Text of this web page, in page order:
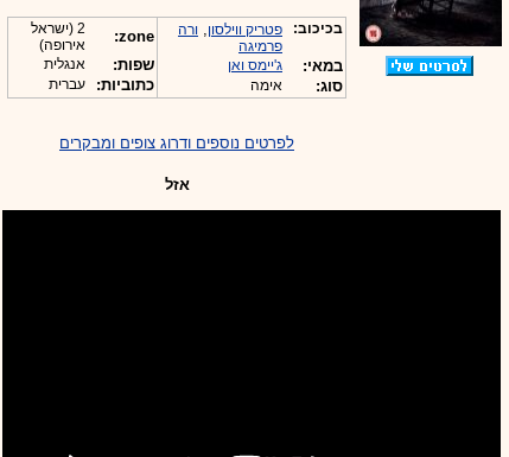
בכיכוב: פטריק ווילסון, ורה
פרמיגה
במאי: ג'יימס ואן
סוג: אימה
zone:
2 (ישראל
אירופה)
שפות: אנגלית
כתוביות: עברית
לפרטים נוספים ודרוג צופים ומבקרים
אזל